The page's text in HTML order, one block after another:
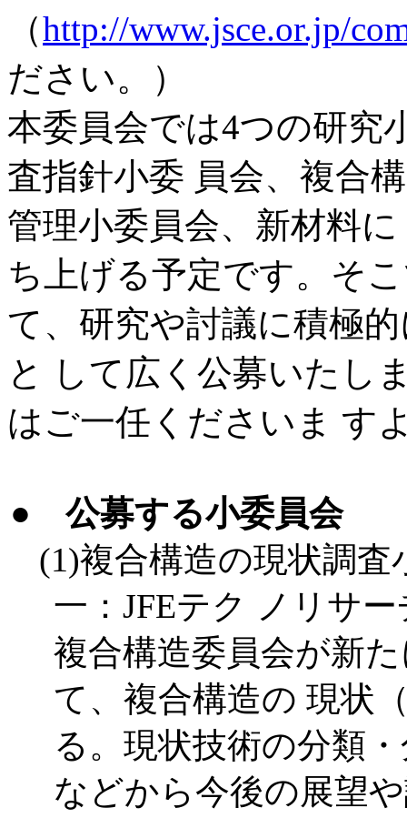
（http://www.jsce.or.jp/
ださい。）
本委員会では4つの研究
査指針小委 員会、複合
管理小委員会、新材料
ち上げる予定です。そ
て、研究や討議に積極
と して広く公募いたし
はご一任くださいま す
●公募する小委員会
(1)複合構造の現状調
一：JFEテク ノリサー
複合構造委員会が新
て、複合構造の 現状
る。現状技術の分類
などから今後の展望